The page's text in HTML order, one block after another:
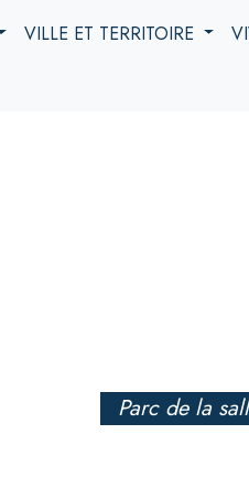
VILLE ET TERRITOIRE
Parc de la